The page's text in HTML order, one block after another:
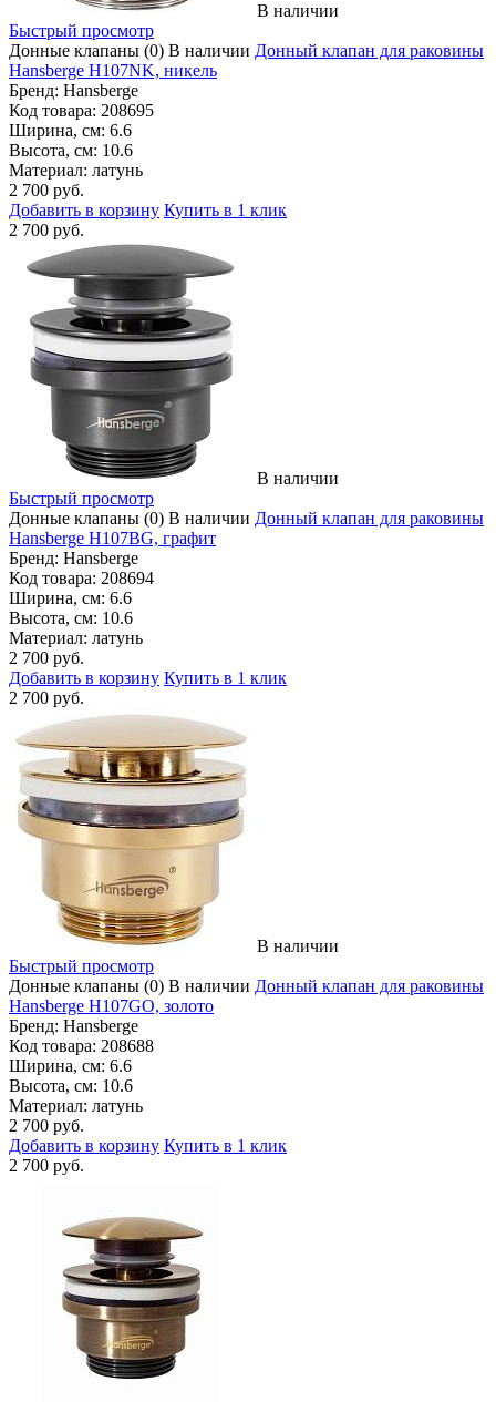
В наличии
Быстрый просмотр
Донные клапаны (0) В наличии Донный клапан для раковины
Hansberge H107NK, никель
Бренд: Hansberge
Код товара: 208695
Ширина, см: 6.6
Высота, см: 10.6
Материал: латунь
2 700 руб.
Добавить в корзину Купить в 1 клик
2 700 руб.
В наличии
Быстрый просмотр
Донные клапаны (0) В наличии Донный клапан для раковины
Hansberge H107BG, графит
Бренд: Hansberge
Код товара: 208694
Ширина, см: 6.6
Высота, см: 10.6
Материал: латунь
2 700 руб.
Добавить в корзину Купить в 1 клик
2 700 руб.
В наличии
Быстрый просмотр
Донные клапаны (0) В наличии Донный клапан для раковины
Hansberge H107GO, золото
Бренд: Hansberge
Код товара: 208688
Ширина, см: 6.6
Высота, см: 10.6
Материал: латунь
2 700 руб.
Добавить в корзину Купить в 1 клик
2 700 руб.